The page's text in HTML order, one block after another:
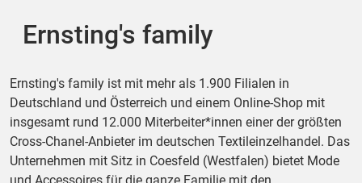
Ernsting's family
Ernsting's family ist mit mehr als 1.900 Filialen in
Deutschland und Österreich und einem Online-Shop mit
insgesamt rund 12.000 Miterbeiter*innen einer der größten
Cross-Chanel-Anbieter im deutschen Textileinzelhandel. Das
Unternehmen mit Sitz in Coesfeld (Westfalen) bietet Mode
und Accessoires für die ganze Familie mit den